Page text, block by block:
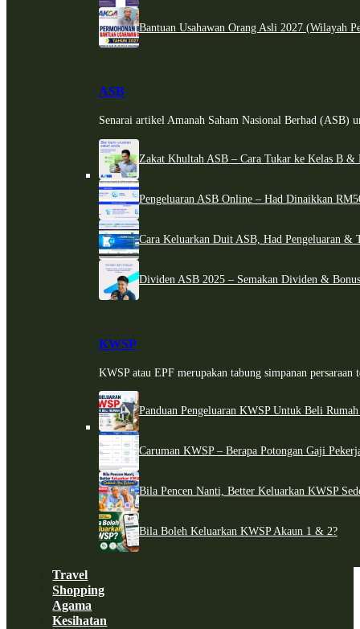
Bantuan Usahawan Orang Asli 2027 (Wilayah
ASB
Senarai artikel Amanah Saham Nasional Berhad (ASB)
Zakat Khultah ASB – Cara Tukar ke Kelas B &
Pengeluaran ASB Online – Had Dinaikkan
Cara Keluarkan Duit ASB, Had Pengeluaran &
Dividen ASB 2025 – Semakan Dividen &
KWSP
KWSP atau EPF merupakan tabung simpanan persaraan
Panduan Pengeluaran KWSP Untuk Beli
Caruman KWSP – Berapa Potongan Gaji
Bila Pencen Nanti, Better Keluarkan KWSP
Bila Boleh Keluarkan KWSP Akaun 1 & 2?
Travel
Shopping
Agama
Kesihatan